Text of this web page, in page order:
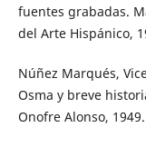
fuentes grabadas.
del Arte Hispánico,
Núñez Marqués,
Osma y breve
Onofre Alonso, 1949.